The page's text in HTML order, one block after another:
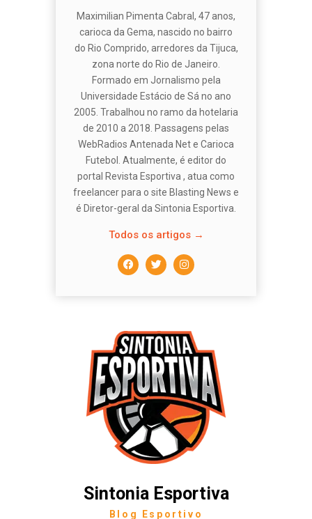
Maximilian Pimenta Cabral, 47 anos,
carioca da Gema, nascido no bairro
do Rio Comprido, arredores da Tijuca,
zona norte do Rio de Janeiro.
Formado em Jornalismo pela
Universidade Estácio de Sá no ano
2005. Trabalhou no ramo da hotelaria
de 2010 a 2018. Passagens pelas
WebRadios Antenada Net e Carioca
Futebol. Atualmente, é editor do
portal Revista Esportiva , atua como
freelancer para o site Blasting News e
é Diretor-geral da Sintonia Esportiva.
Todos os artigos →
Sintonia Esportiva
Blog Esportivo